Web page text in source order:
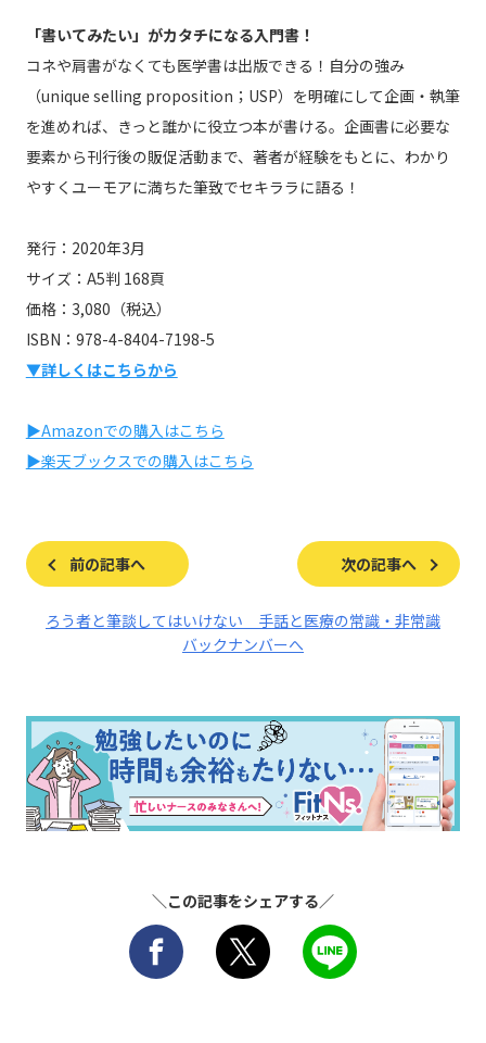
「書いてみたい」がカタチになる入門書！
コネや肩書がなくても医学書は出版できる！自分の強み
（unique selling proposition；USP）を明確にして企画・執筆
を進めれば、きっと誰かに役立つ本が書ける。企画書に必要な
要素から刊行後の販促活動まで、著者が経験をもとに、わかり
やすくユーモアに満ちた筆致でセキララに語る！
発行：2020年3月
サイズ：A5判 168頁
価格：3,080（税込）
ISBN：978-4-8404-7198-5
▼詳しくはこちらから
▶Amazonでの購入はこちら
▶楽天ブックスでの購入はこちら
前の記事へ 次の記事へ
ろう者と筆談してはいけない 手話と医療の常識・非常識
バックナンバーへ
＼この記事をシェアする／